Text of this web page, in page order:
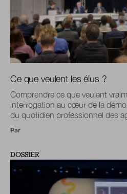
Ce que veulent les élus ?
Comprendre ce que veulent
interrogation au cœur de la
du quotidien professionnel des
Par
DOSSIER